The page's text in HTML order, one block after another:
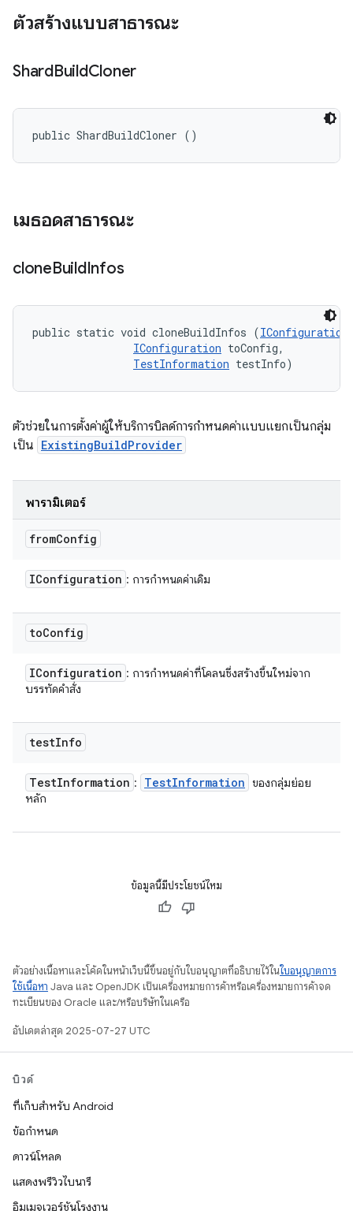
ตัวสร้างแบบสาธารณะ
ShardBuildCloner
public ShardBuildCloner ()
เมธอดสาธารณะ
cloneBuildInfos
public static void cloneBuildInfos (IConfiguration
IConfiguration toConfig,
TestInformation testInfo)
ตัวช่วยในการตั้งค่าผู้ให้บริการบิลด์การกำหนดค่าแบบแยกเป็นกลุ่ม
เป็น ExistingBuildProvider
พารามิเตอร์
fromConfig
IConfiguration : การกําหนดค่าเดิม
toConfig
IConfiguration : การกำหนดค่าที่โคลนซึ่งสร้างขึ้นใหม่จาก
บรรทัดคำสั่ง
testInfo
TestInformation : TestInformation ของกลุ่มย่อย
หลัก
ข้อมูลนี้มีประโยชน์ไหม
ตัวอย่างเนื้อหาและโค้ดในหน้าเว็บนี้ขึ้นอยู่กับใบอนุญาตที่อธิบายไว้ในใบอนุญาตการ
ใช้เนื้อหา Java และ OpenJDK เป็นเครื่องหมายการค้าหรือเครื่องหมายการค้าจด
ทะเบียนของ Oracle และ/หรือบริษัทในเครือ
อัปเดตล่าสุด 2025-07-27 UTC
บิวด์
ที่เก็บสำหรับ Android
ข้อกำหนด
ดาวน์โหลด
แสดงพรีวิวไบนารี
อิมเมจเวอร์ชันโรงงาน